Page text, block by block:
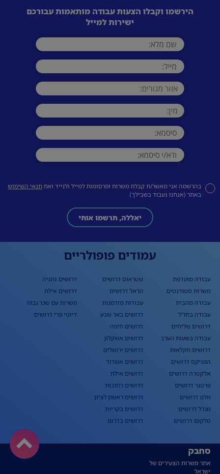
הירשמו וקבלו הצעות עבודה מותאמות עבורכם
ישירות למייל
בהרשמה אני מאשר/ת קבלת משרות ופרסומות למייל ולנייד ואתתנאי השימוש
באתר (אנחנו נעבוד בשבילך)
יאללה, תרשמו אותי
עמודים פופולריים
עבודה מועדפת
משרות סטודנטים
עבודה מהבית
עבודה בחו"ל
דרושים שליחים
עבודה בשעות הערב
דרושים חקלאות
הפניקס דרושים
אלקטרה דרושים
פרטנר דרושים
וולט דרושים
מגדל דרושים
סלקום דרושים
שטראוס דרושים
הראל דרושים
עבודות מזדמנות
דרושים באר שבע
דרושים חיפה
דרושים אשקלון
דרושים ירושלים
דרושים אשדוד
דרושים אילת
דרושים רחובות
דרושים ראשון לציון
דרושים בקריות
דרושים בדרום
דרושים נתניה
דרושים אילת
משרות עם שכר גבוה
דיוטי פרי דרושים
סחבק
אתר משרות הצעירים של
ישראל